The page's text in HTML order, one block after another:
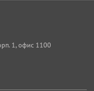
1, офис 1100